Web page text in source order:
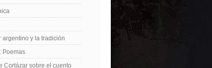
argentino y la tradición
Poemas
Cortázar sobre el cuento